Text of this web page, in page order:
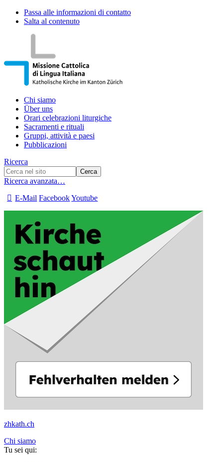
Passa alle informazioni di contatto
Salta al contenuto
Chi siamo
Über uns
Orari celebrazioni liturgiche
Sacramenti e rituali
Gruppi, attività e paesi
Pubblicazioni
Ricerca
Ricerca avanzata…
E-Mail FacebookYoutube
zhkath.ch
Chi siamo
Tu sei qui: